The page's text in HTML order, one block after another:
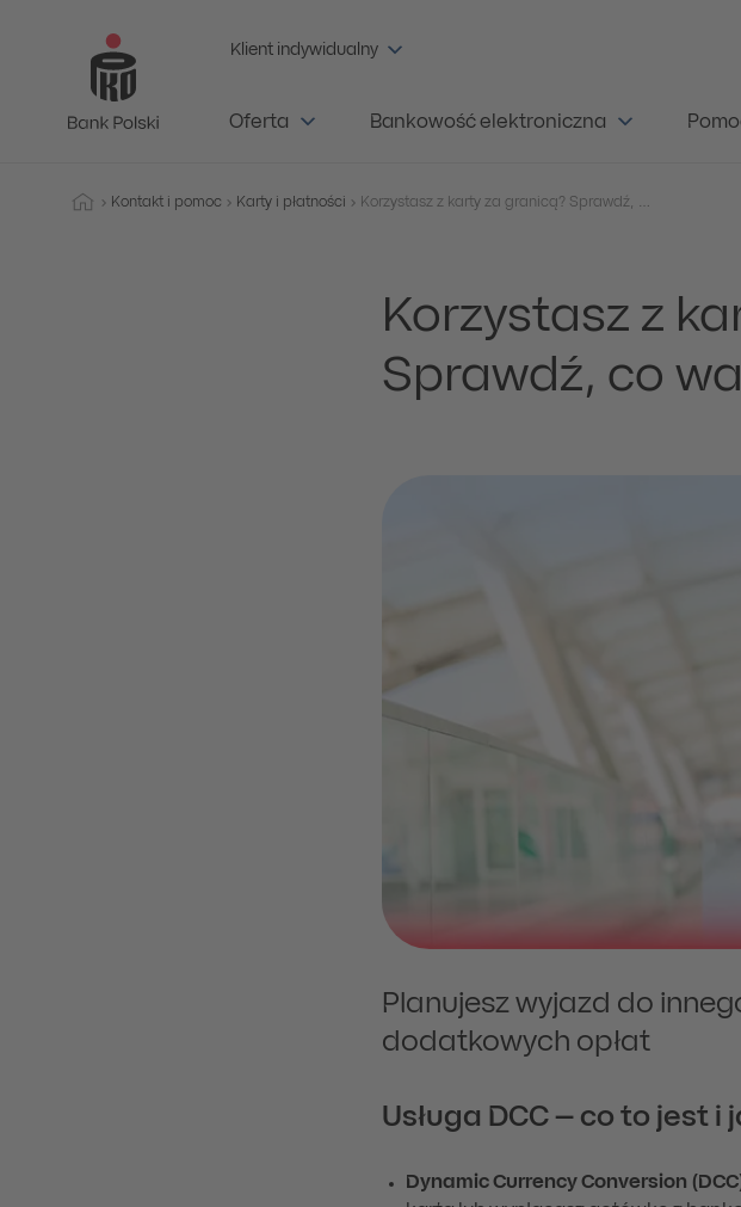
Klient indywidualny
Oferta Bankowość elektroniczna
Kontakt i pomoc Karty i płatności
Korzystasz z
Sprawdź, co
Planujesz wyjazd do
dodatkowych opłat
Usługa DCC – co to jest i
Dynamic Currency Conversion